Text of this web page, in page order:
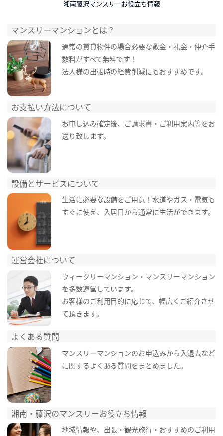
湘南藤沢マンスリーお役立ち情報
マンスリーマンションとは？
通常の賃貸物件の場合必要な敷金・礼金・仲介手
数料がすべて無料です！
法人様の出張時の経費削減にもおすすめです。
お支払い方法について
お申し込み確定後、ご請求書・ご利用案内等をお
送り致します。
設備とサービスについて
生活に必要な設備をご用意！水道やガス・電気も
すぐに使え、入居日から通常に生活ができます。
運営会社について
ウィークリーマンション・マンスリーマンション
を多数運営しています。
お客様のご利用目的に応じて、幅広くご紹介させ
て頂きます。
よくある質問
マンスリーマンションのお申込みから入退去など
に関するよくある質問をまとめました。
湘南・藤沢のマンスリーお役立ち情報
地域情報や、出張・観光旅行・おすすめのご利用